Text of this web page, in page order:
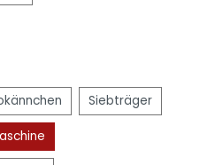
Siebträger